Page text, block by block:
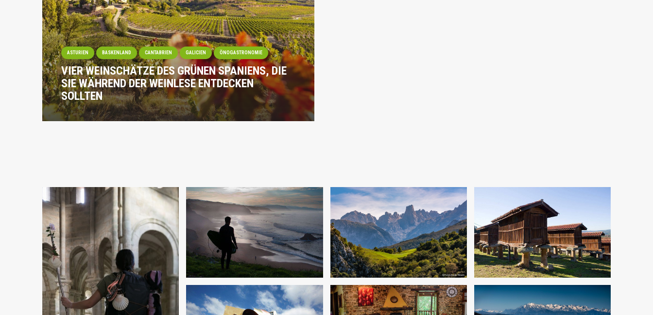
ASTURIEN BASKENLAND CANTABRIEN GALICIEN ÖNOGASTRONOMIE
VIER WEINSCHÄTZE DES GRÜNEN SPANIENS, DIE
SIE WÄHREND DER WEINLESE ENTDECKEN
SOLLTEN